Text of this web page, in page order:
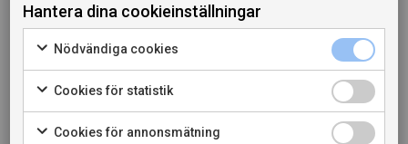
Rosario Veras vingårdar är mellan 15 och 60 år gamla
och ligger på upp till 800 meters höjd. Det här är
naturliga viner i en härlig hyllning till deras anmoder.
Hantera dina cookieinställningar
Nödvändiga cookies
Cookies för statistik
Cookies för annonsmätning
När jag bekräftar att jag är 20 år eller äldre godkänner
jag också att webbplatsen använder cookies.